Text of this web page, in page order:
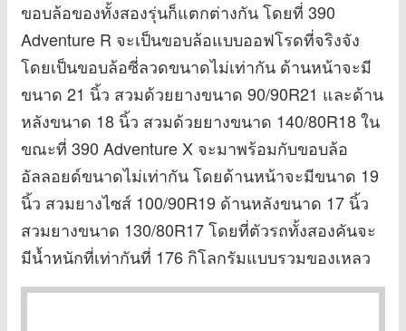
ขอบล้อของทั้งสองรุ่นก็แตกต่างกัน โดยที่ 390
Adventure R จะเป็นขอบล้อแบบออฟโรดที่จริงจัง
โดยเป็นขอบล้อซี่ลวดขนาดไม่เท่ากัน ด้านหน้าจะมี
ขนาด 21 นิ้ว สวมด้วยยางขนาด 90/90R21 และด้าน
หลังขนาด 18 นิ้ว สวมด้วยยางขนาด 140/80R18 ใน
ขณะที่ 390 Adventure X จะมาพร้อมกับขอบล้อ
อัลลอยด์ขนาดไม่เท่ากัน โดยด้านหน้าจะมีขนาด 19
นิ้ว สวมยางไซส์ 100/90R19 ด้านหลังขนาด 17 นิ้ว
สวมยางขนาด 130/80R17 โดยที่ตัวรถทั้งสองคันจะ
มีน้ำหนักที่เท่ากันที่ 176 กิโลกรัมแบบรวมของเหลว